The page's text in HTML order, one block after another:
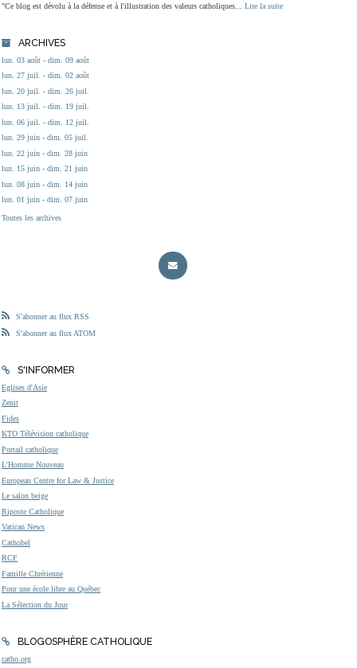
"Ce blog est dévolu à la défense et à l'illustration des valeurs catholiques... Lire la suite
ARCHIVES
lun. 03 août - dim. 09 août
lun. 27 juil. - dim. 02 août
lun. 20 juil. - dim. 26 juil.
lun. 13 juil. - dim. 19 juil.
lun. 06 juil. - dim. 12 juil.
lun. 29 juin - dim. 05 juil.
lun. 22 juin - dim. 28 juin
lun. 15 juin - dim. 21 juin
lun. 08 juin - dim. 14 juin
lun. 01 juin - dim. 07 juin
Toutes les archives
S'abonner au flux RSS
S'abonner au flux ATOM
S'INFORMER
Eglises d'Asie
Zenit
Fides
KTO Télévision catholique
Portail catholique
L'Homme Nouveau
European Centre for Law & Justice
Le salon beige
Riposte Catholique
Vatican News
Cathobel
RCF
Famille Chrétienne
Pour une école libre au Québec
La Sélection du Jour
BLOGOSPHÈRE CATHOLIQUE
catho.org